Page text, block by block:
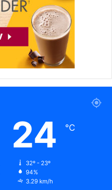
24 ℃
32º - 23º
94%
3.29 km/h